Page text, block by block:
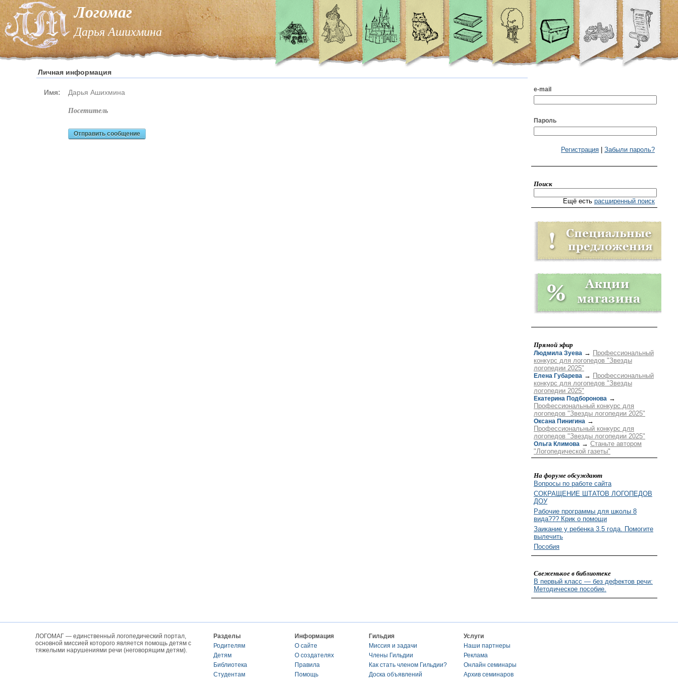
Логомаг
Дарья Ашихмина
Личная информация
Имя: Дарья Ашихмина
посетитель
Отправить сообщение
e-mail
Пароль
Регистрация Забыли пароль?
Поиск
Ещё есть расширенный поиск
Прямой эфир
Людмила Зуева → Профессиональный
конкурс для логопедов "Звезды
логопедии 2025"
Елена Губарева → Профессиональный
конкурс для логопедов "Звезды
логопедии 2025"
Екатерина Подборонова →
Профессиональный конкурс для
логопедов "Звезды логопедии 2025"
Оксана Пинигина →
Профессиональный конкурс для
логопедов "Звезды логопедии 2025"
Ольга Климова → Станьте автором
"Логопедической газеты"
На форуме обсуждают
Вопросы по работе сайта
СОКРАЩЕНИЕ ШТАТОВ ЛОГОПЕДОВ
ДОУ
Рабочие программы для школы 8
вида??? Крик о помощи
Заикание у ребенка 3.5 года. Помогите
вылечить
Пособия
Свеженькое в библиотеке
В первый класс — без дефектов речи:
Методическое пособие.
ЛОГОМАГ — единственный логопедический портал,
основной миссией которого является помощь детям с
тяжелыми нарушениями речи (неговорящим детям).
Разделы
Родителям
Детям
Библиотека
Студентам
Информация
О сайте
О создателях
Правила
Помощь
Гильдия
Миссия и задачи
Члены Гильдии
Как стать членом Гильдии?
Доска объявлений
Услуги
Наши партнеры
Реклама
Онлайн семинары
Архив семинаров